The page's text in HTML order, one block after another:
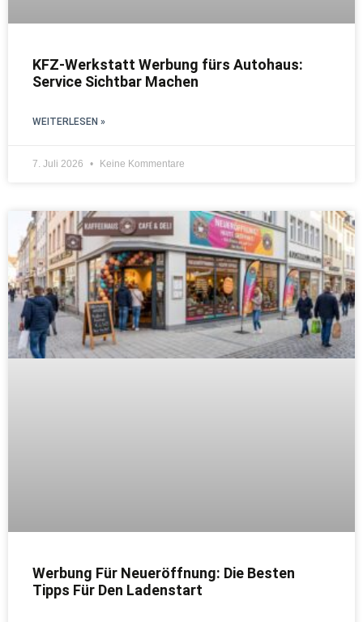
KFZ-Werkstatt Werbung fürs Autohaus:
Service Sichtbar Machen
WEITERLESEN »
7. Juli 2026 Keine Kommentare
Werbung Für Neueröffnung: Die Besten
Tipps Für Den Ladenstart